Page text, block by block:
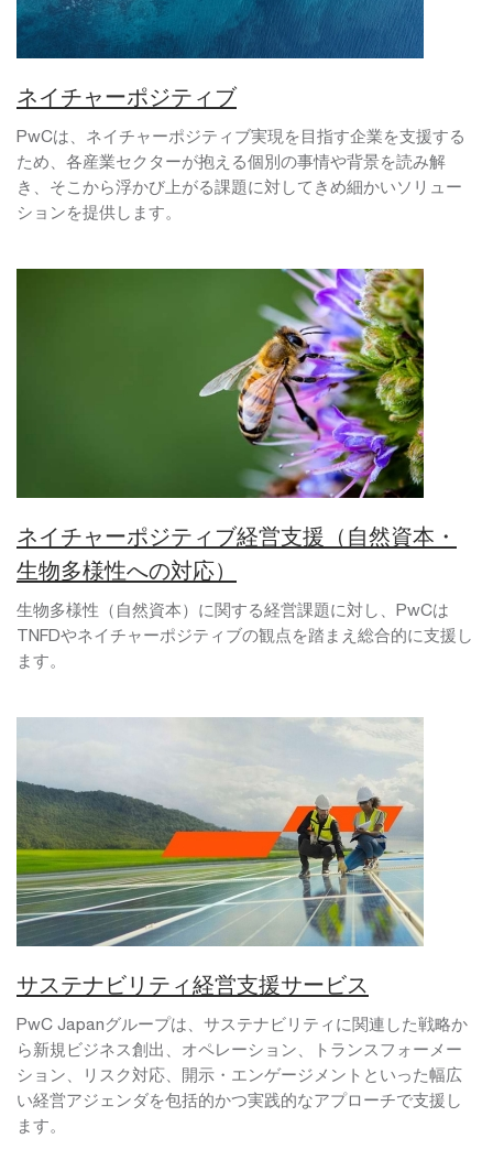
ネイチャーポジティブ
PwCは、ネイチャーポジティブ実現を目指す企業を支援する
ため、各産業セクターが抱える個別の事情や背景を読み解
き、そこから浮かび上がる課題に対してきめ細かいソリュー
ションを提供します。
ネイチャーポジティブ経営支援（自然資本・
生物多様性への対応）
生物多様性（自然資本）に関する経営課題に対し、PwCは
TNFDやネイチャーポジティブの観点を踏まえ総合的に支援し
ます。
サステナビリティ経営支援サービス
PwC Japanグループは、サステナビリティに関連した戦略か
ら新規ビジネス創出、オペレーション、トランスフォーメー
ション、リスク対応、開示・エンゲージメントといった幅広
い経営アジェンダを包括的かつ実践的なアプローチで支援し
ます。